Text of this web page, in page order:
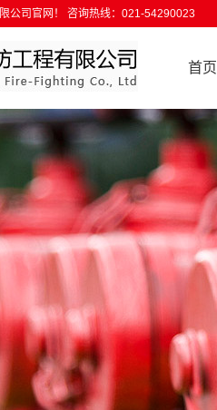
公司官网！ 咨询热线：021-54290023
首页